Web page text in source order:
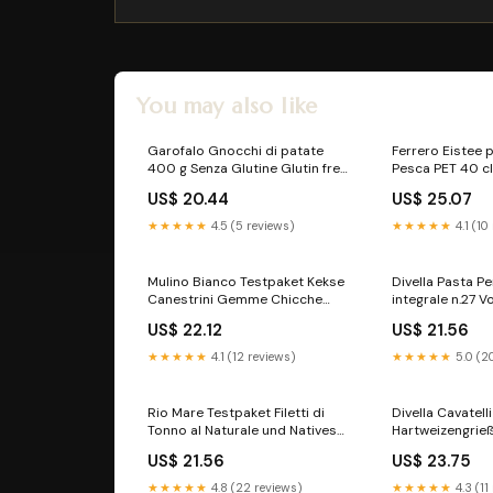
You may also like
Garofalo Gnocchi di patate
400 g Senza Glutine Glutin free,
& Pasta italienisch Original
Toast
US$ 20.44
★★★★★ 4.5 (5 reviews)
Ferrero Eistee
Pesca PET 40
Original Gold
US$ 25.07
★★★★★ 4.1
Mulino Bianco Testpaket Kekse
Canestrini Gemme Chicche
cookies biskuits 3x200 g 2x
300 g italienisch Original 6x
US$ 22.12
★★★★★ 4.1 (12 reviews)
Divella Pasta
integrale n.27
Original Amata
US$ 21.56
★★★★★ 5.0
Rio Mare Testpaket Filetti di
Tonno al Naturale und Natives
Thunfischfilets mit Chili 130 g
handgefertigt italienisch
US$ 21.56
★★★★★ 4.8 (22 reviews)
Divella
Packung Nudeln
italienisch
US$ 23.75
★★★★★ 4.3